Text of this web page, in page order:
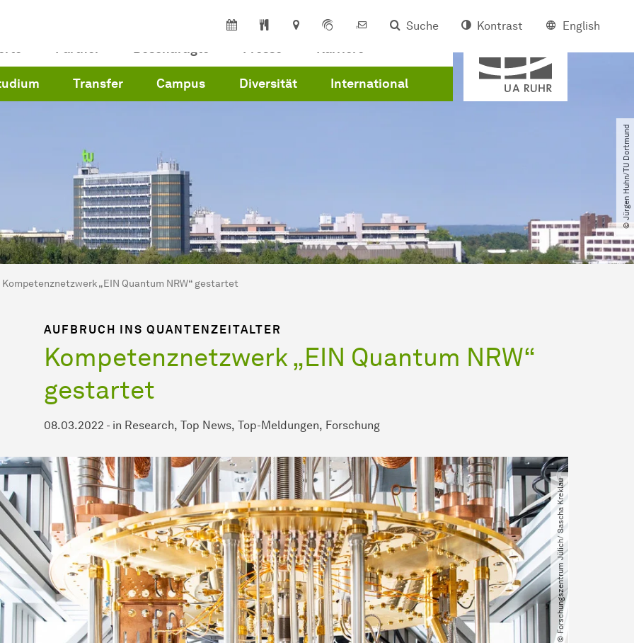
Suche Kontrast English
Partner Beschäftigte Presse Karriere
Transfer Campus Diversität International
© Jürgen Huhn​/​TU Dortmund
hier:
Kompetenznetzwerk „EIN Quantum NRW“ gestartet
AUFBRUCH INS QUANTENZEITALTER
Kompetenznetzwerk „EIN Quantum NRW“
gestartet
08.03.2022 - in Research Top News Top-Meldungen Forschung
© Forschungszentrum Jülich​/​ Sascha Kreklau